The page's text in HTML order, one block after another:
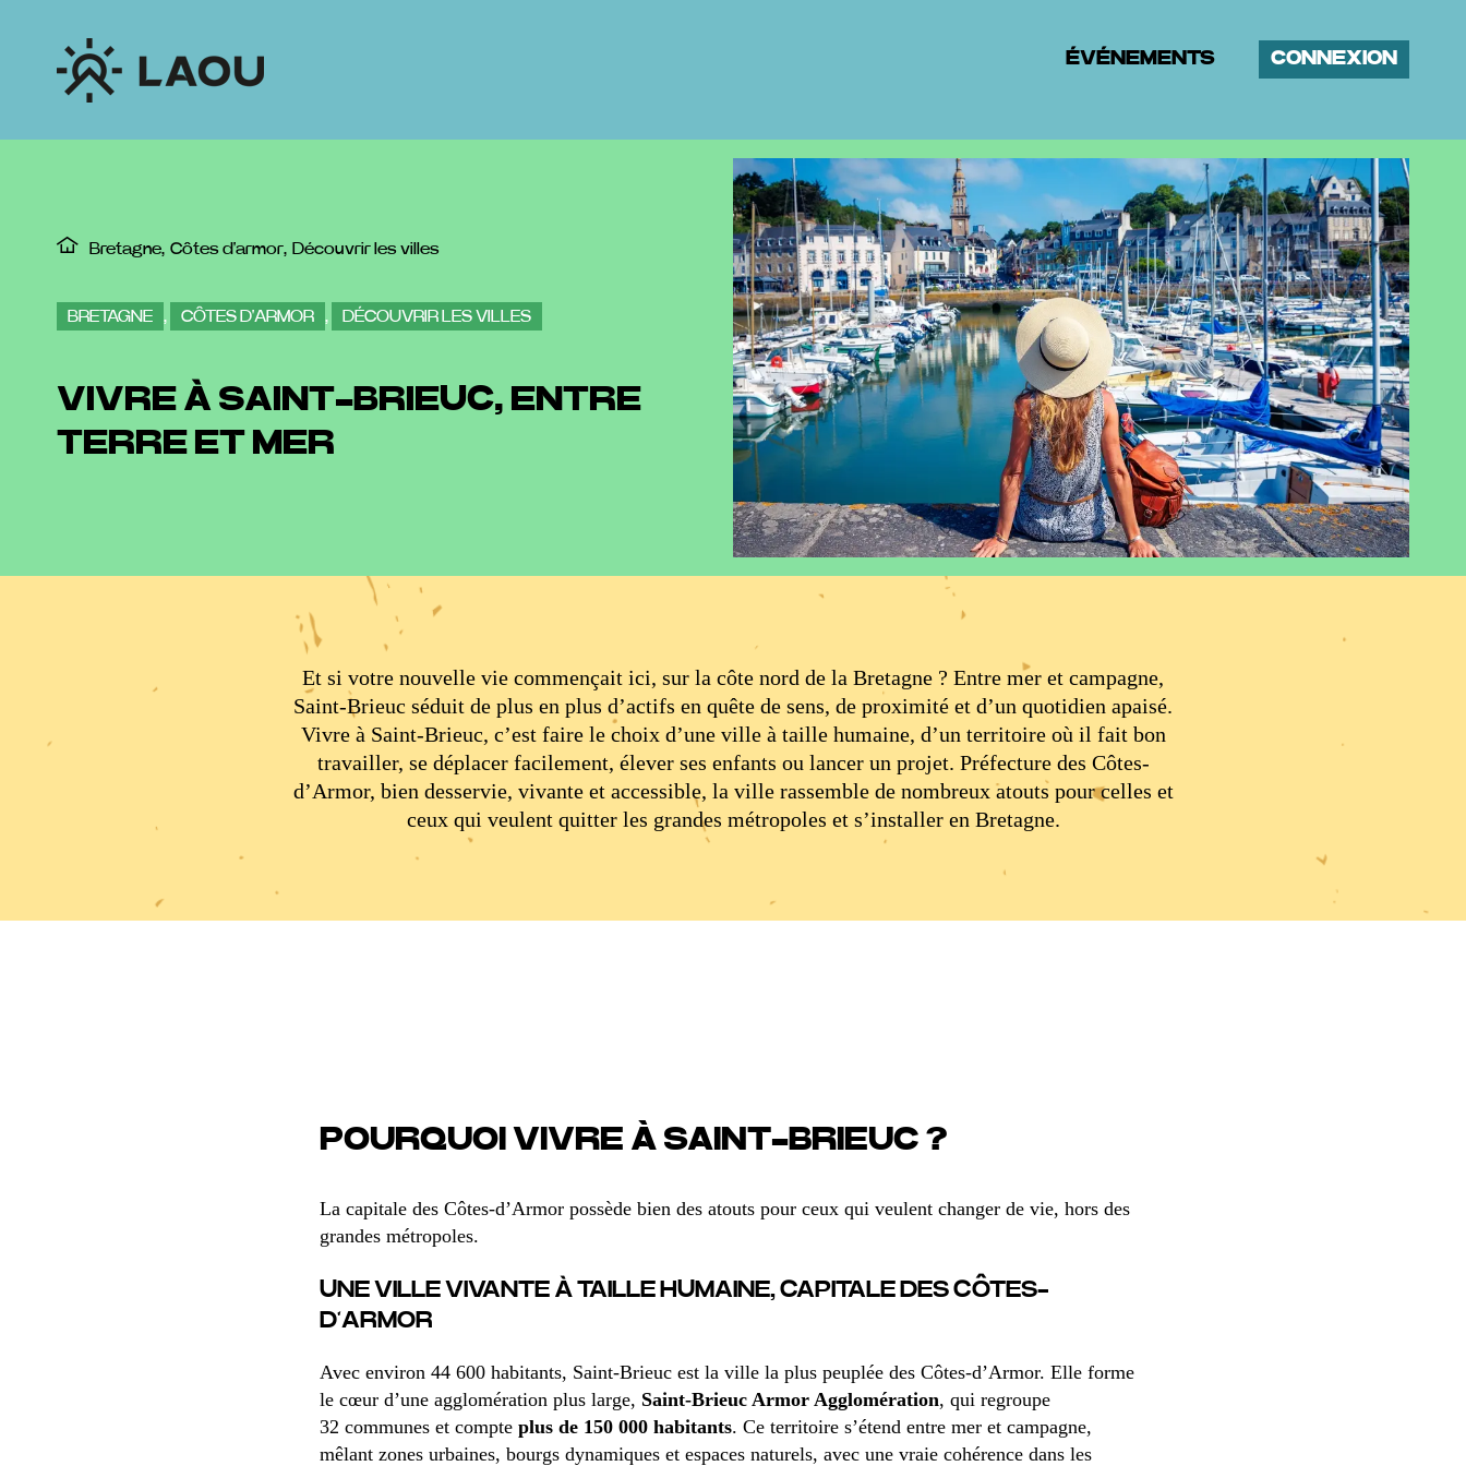
contenu
ÉVÉNEMENTS CONNEXION
Bretagne Côtes d'armor Découvrir les villes
BRETAGNE , CÔTES D'ARMOR , DÉCOUVRIR LES VILLES
VIVRE À SAINT-BRIEUC, ENTRE
TERRE ET MER
Et si votre nouvelle vie commençait ici, sur la côte nord de la Bretagne ? Entre mer et campagne,
Saint-Brieuc séduit de plus en plus d’actifs en quête de sens, de proximité et d’un quotidien apaisé.
Vivre à Saint-Brieuc, c’est faire le choix d’une ville à taille humaine, d’un territoire où il fait bon
travailler, se déplacer facilement, élever ses enfants ou lancer un projet. Préfecture des Côtes-
d’Armor, bien desservie, vivante et accessible, la ville rassemble de nombreux atouts pour celles et
ceux qui veulent quitter les grandes métropoles et s’installer en Bretagne.
POURQUOI VIVRE À SAINT-BRIEUC ?
La capitale des Côtes-d’Armor possède bien des atouts pour ceux qui veulent changer de vie, hors des
grandes métropoles.
UNE VILLE VIVANTE À TAILLE HUMAINE, CAPITALE DES CÔTES-
D’ARMOR
Avec environ 44 600 habitants, Saint-Brieuc est la ville la plus peuplée des Côtes-d’Armor. Elle forme
le cœur d’une agglomération plus large, Saint-Brieuc Armor Agglomération, qui regroupe
32 communes et compte plus de 150 000 habitants. Ce territoire s’étend entre mer et campagne,
mêlant zones urbaines, bourgs dynamiques et espaces naturels, avec une vraie cohérence dans les